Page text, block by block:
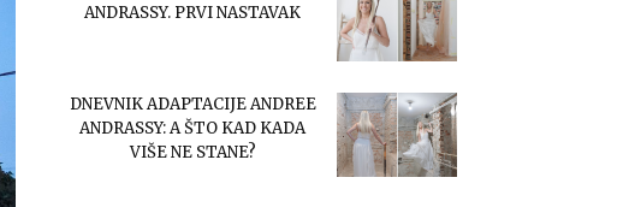
ANDRASSY. PRVI NASTAVAK
DNEVNIK ADAPTACIJE ANDREE
ANDRASSY: A ŠTO KAD KADA
VIŠE NE STANE?